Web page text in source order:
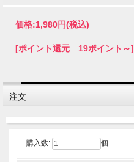
価格:1,980円(税込)
[ポイント還元 19ポイント～]
注文
購入数: 個